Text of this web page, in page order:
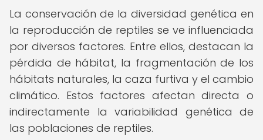
La conservación de la diversidad genética en
la reproducción de reptiles se ve influenciada
por diversos factores. Entre ellos, destacan la
pérdida de hábitat, la fragmentación de los
hábitats naturales, la caza furtiva y el cambio
climático. Estos factores afectan directa o
indirectamente la variabilidad genética de
las poblaciones de reptiles.